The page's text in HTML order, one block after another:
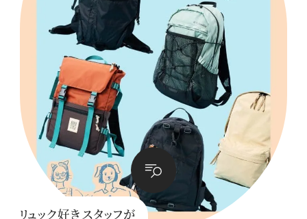
リュック好きスタッフが